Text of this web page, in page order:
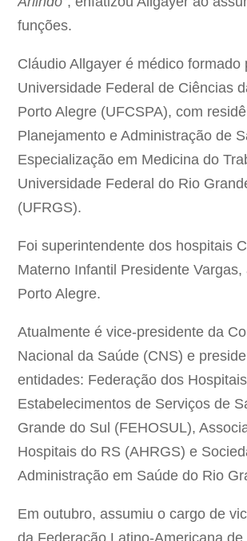
funções.
Cláudio Allgayer é médico formado
Universidade Federal de Ciências
Porto Alegre (UFCSPA), com
Planejamento e Administração de
Especialização em Medicina do
Universidade Federal do Rio
(UFRGS).
Foi superintendente dos hospitais
Materno Infantil Presidente Vargas,
Porto Alegre.
Atualmente é vice-presidente da
Nacional da Saúde (CNS) e
entidades: Federação dos
Estabelecimentos de Serviços de
Grande do Sul (FEHOSUL),
Hospitais do RS (AHRGS) e
Administração em Saúde do Rio
Em outubro, assumiu o cargo de